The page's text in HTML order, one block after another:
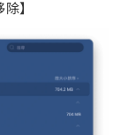
】